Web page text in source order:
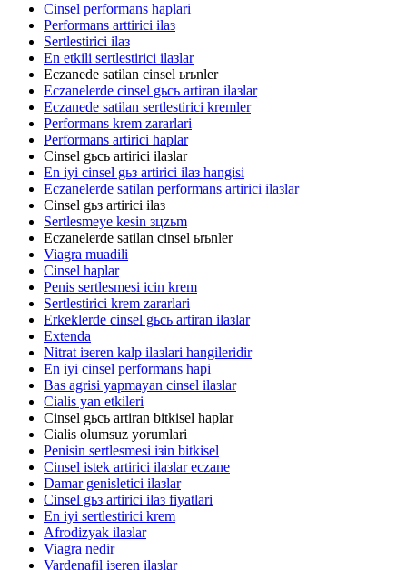
Cinsel performans haplari
Performans arttirici ilaз
Sertlestirici ilaз
En etkili sertlestirici ilaзlar
Eczanede satilan cinsel ьrьnler
Eczanelerde cinsel gьcь artiran ilaзlar
Eczanede satilan sertlestirici kremler
Performans krem zararlari
Performans artirici haplar
Cinsel gьcь artirici ilaзlar
En iyi cinsel gьз artirici ilaз hangisi
Eczanelerde satilan performans artirici ilaзlar
Cinsel gьз artirici ilaз
Sertlesmeye kesin зцzьm
Eczanelerde satilan cinsel ьrьnler
Viagra muadili
Cinsel haplar
Penis sertlesmesi icin krem
Sertlestirici krem zararlari
Erkeklerde cinsel gьcь artiran ilaзlar
Extenda
Nitrat iзeren kalp ilaзlari hangileridir
En iyi cinsel performans hapi
Bas agrisi yapmayan cinsel ilaзlar
Cialis yan etkileri
Cinsel gьcь artiran bitkisel haplar
Cialis olumsuz yorumlari
Penisin sertlesmesi iзin bitkisel
Cinsel istek artirici ilaзlar eczane
Damar genisletici ilaзlar
Cinsel gьз artirici ilaз fiyatlari
En iyi sertlestirici krem
Afrodizyak ilaзlar
Viagra nedir
Vardenafil iзeren ilaзlar